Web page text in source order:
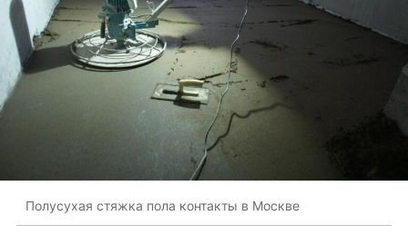
Полусухая стяжка пола контакты в Москве